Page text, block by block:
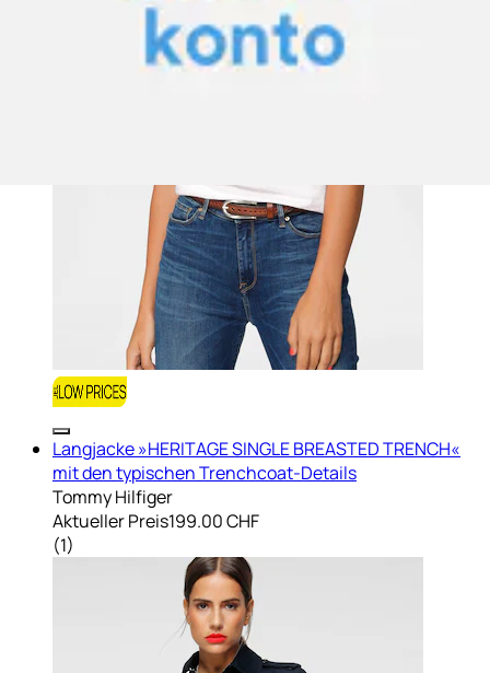
Langjacke »HERITAGE SINGLE BREASTED TRENCH«
mit den typischen Trenchcoat-Details
Tommy Hilfiger
Aktueller Preis199.00 CHF
(1)